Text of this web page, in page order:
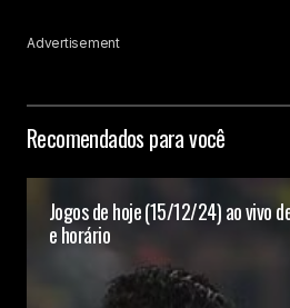
Advertisement
Recomendados para você
Jogos de hoje (15/12/24) ao vivo
e horário